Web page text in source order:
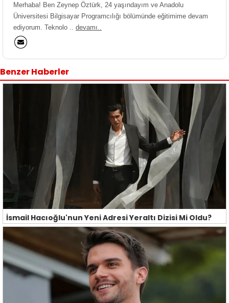
Merhaba! Ben Zeynep Öztürk, 24 yaşındayım ve Anadolu
Üniversitesi Bilgisayar Programcılığı bölümünde eğitimime devam
ediyorum. Teknolo .. devamı..
Benzer Haberler
İsmail Hacıoğlu'nun Yeni Adresi Yeraltı Dizisi Mi Oldu?